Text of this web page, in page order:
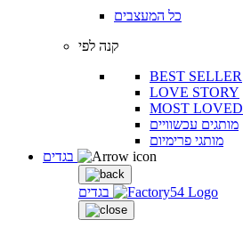
כל המעצבים
קנה לפי
BEST SELLER
LOVE STORY
MOST LOVED
מותגים עכשוויים
מותגי פרימיום
בגדים